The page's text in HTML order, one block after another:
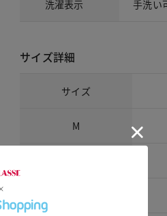
洗濯表示 手洗い
サイズ詳細
サイズ
M